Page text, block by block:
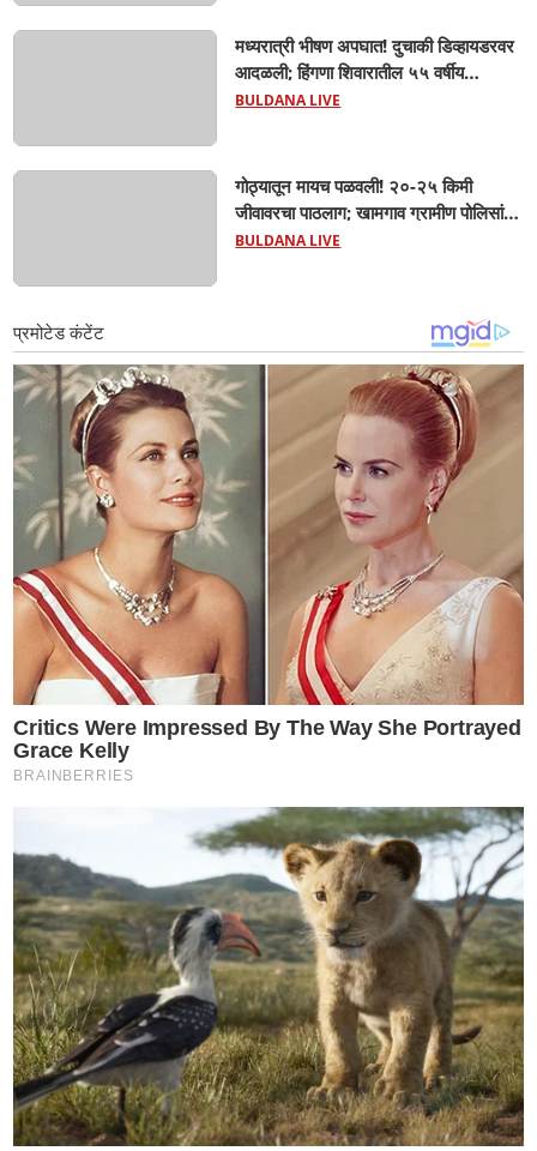
मध्यरात्री भीषण अपघात! दुचाकी डिव्हायडरवर
आदळली; हिंगणा शिवारातील ५५ वर्षीय
शेतकऱ्याचा जागीच मृत्यू! खांडवी–हिंगणा मार्गावर
BULDANA LIVE
गोठ्यातून मायच पळवली! २०-२५ किमी
जीवावरचा पाठलाग; खामगाव ग्रामीण पोलिसांनी
गाय वाचवली, चोरटे मात्र अंधाराचा फायदा
BULDANA LIVE